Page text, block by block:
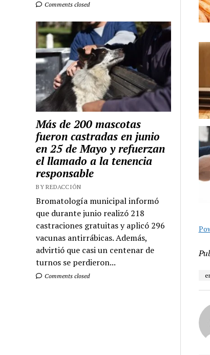
Comments closed
Más de 200 mascotas
fueron castradas en junio
en 25 de Mayo y refuerzan
el llamado a la tenencia
responsable
BY REDACCIÓN
Bromatología municipal informó
que durante junio realizó 218
castraciones gratuitas y aplicó 296
vacunas antirrábicas. Además,
advirtió que casi un centenar de
turnos se perdieron...
Comments closed